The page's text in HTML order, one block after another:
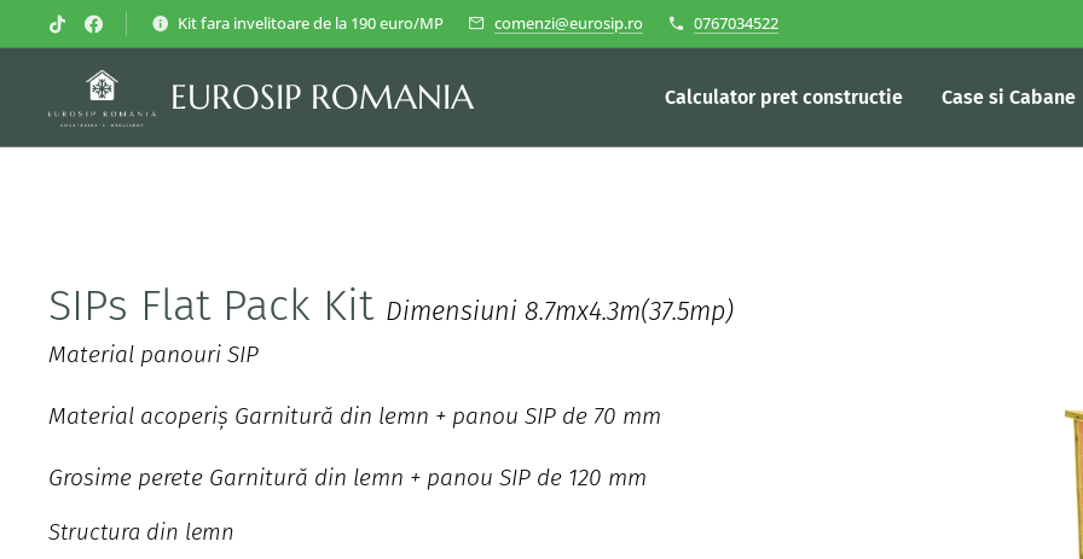
Kit fara invelitoare de la 190 euro/MP comenzi@eurosip.ro 0767034522
EUROSIP ROMANIA
ROMANIA
Calculator pret constructie Case si Cabane
SIPs Flat Pack Kit Dimensiuni 8.7mx4.3m(37.5mp)
Material panouri SIP
Material acoperiș Garnitură din lemn + panou SIP de 70 mm
Grosime perete Garnitură din lemn + panou SIP de 120 mm
Structura din lemn